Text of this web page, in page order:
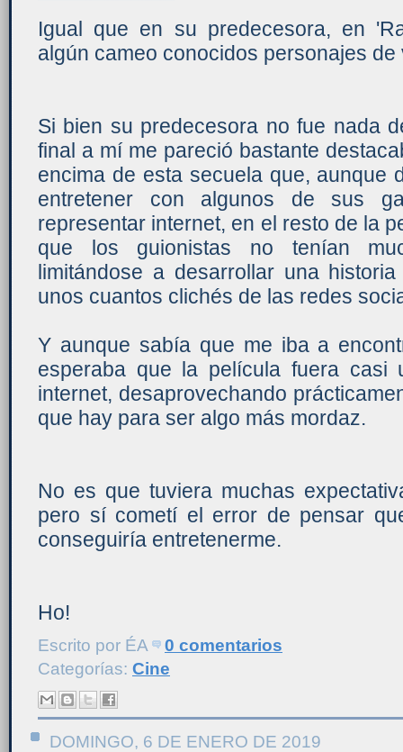
Igual que en su predecesora, en
algún cameo conocidos personajes de
Si bien su predecesora no fue nada
final a mí me pareció bastante
encima de esta secuela que, aunque
entretener con algunos de sus
representar internet, en el resto de la
que los guionistas no tenían
limitándose a desarrollar una
unos cuantos clichés de las redes
Y aunque sabía que me iba a
esperaba que la película fuera casi
internet, desaprovechando
que hay para ser algo más mordaz.
No es que tuviera muchas
pero sí cometí el error de pensar
conseguiría entretenerme.
Ho!
Escrito por ÉA
0 comentarios
Categorías: Cine
DOMINGO, 6 DE ENERO DE 2019